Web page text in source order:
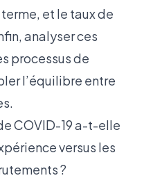
et le taux de
analyser ces
processus de
l’équilibre entre
COVID-19 a-t-elle
versus les
?